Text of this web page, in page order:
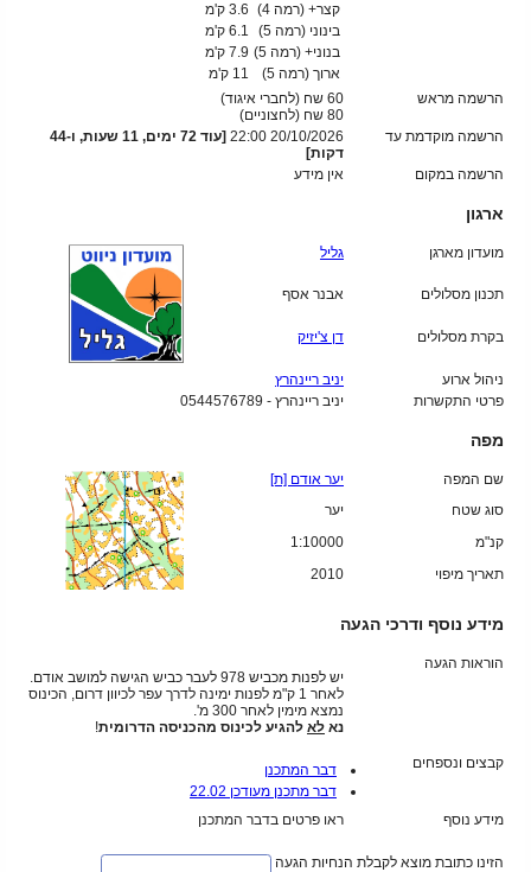
קצר+ (רמה 4)
3.6 ק'מ
בינוני (רמה 5)
6.1 ק'מ
בנוני+ (רמה 5)
7.9 ק'מ
ארוך (רמה 5)
11 ק'מ
הרשמה מראש
60 שח (לחברי איגוד)
80 שח (לחצוניים)
הרשמה מוקדמת עד
20/10/2026 22:00
[עוד 72 ימים, 11 שעות, ו-44
דקות]
הרשמה במקום
אין מידע
ארגון
מועדון מארגן גליל
תכנון מסלולים אבנר אסף
בקרת מסלולים דן צ'יזיק
ניהול ארוע
יניב ריינהרץ
פרטי התקשרות
יניב ריינהרץ - 0544576789
מפה
שם המפה
יער אודם [ת]
סוג שטח
יער
קנ"מ
1:10000
תאריך מיפוי
2010
מידע נוסף ודרכי הגעה
הוראות הגעה
יש לפנות מכביש 978 לעבר כביש הגישה למושב אודם.
לאחר 1 ק"מ לפנות ימינה לדרך עפר לכיוון דרום, הכינוס
נמצא מימין לאחר 300 מ'.
נא לא להגיע לכינוס מהכניסה הדרומית!
קבצים ונספחים
דבר המתכנן
דבר מתכנן מעודכן 22.02
מידע נוסף
ראו פרטים בדבר המתכנן
הזינו כתובת מוצא לקבלת הנחיות הגעה